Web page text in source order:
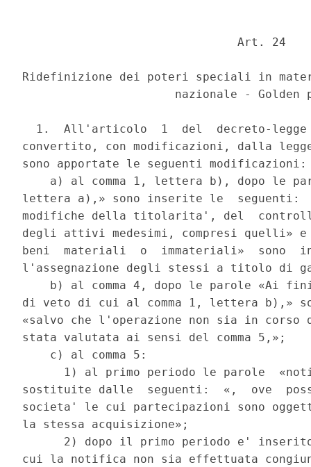
                               Art. 24
Ridefinizione dei poteri speciali in
nazionale - Golden
1.  All'articolo  1  del  decreto-
convertito, con modificazioni, dalla
sono apportate le seguenti
a) al comma 1, lettera b), dopo le
lettera a),» sono inserite le  seguenti:
modifiche della titolarita', del
degli attivi medesimi, compresi quelli»
beni  materiali  o  immateriali»  sono
l'assegnazione degli stessi a titolo di
b) al comma 4, dopo le parole «Ai
di veto di cui al comma 1, lettera b),»
«salvo che l'operazione non sia in
stata valutata ai sensi del comma 5,»;
    c) al comma 5:
1) al primo periodo le parole
sostituite dalle  seguenti:  «,  ove
societa' le cui partecipazioni sono
la stessa acquisizione»;
2) dopo il primo periodo e'
cui la notifica non sia effettuata